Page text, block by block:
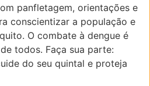
panfletagem, orientações e
conscientizar a população e
O combate à dengue é
todos. Faça sua parte:
do seu quintal e proteja